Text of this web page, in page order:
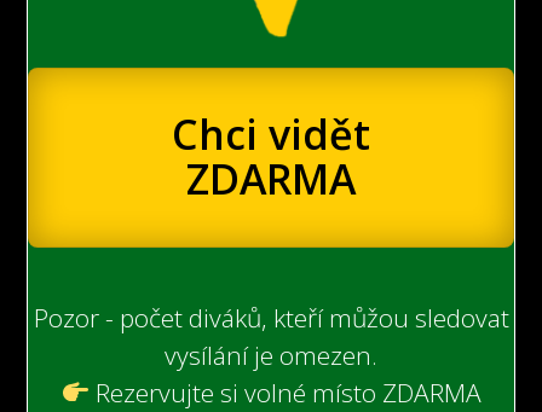
Chci vidět
ZDARMA
Pozor - počet diváků, kteří můžou sledovat
vysílání je omezen.
Rezervujte si volné místo ZDARMA